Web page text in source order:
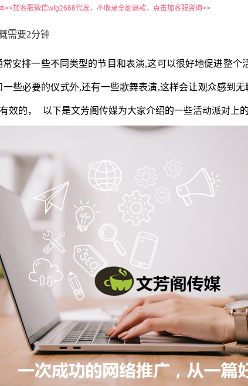
>>加客服微信wfg2666代发，不收录全额退款，点击加客服咨询>>
需要2分钟
安排一些不同类型的节目和表演,这可以很好地促进整个
些必要的仪式外,还有一些歌舞表演,这样会让观众感到
效的， 以下是文芳阁传媒为大家介绍的一些活动派对上